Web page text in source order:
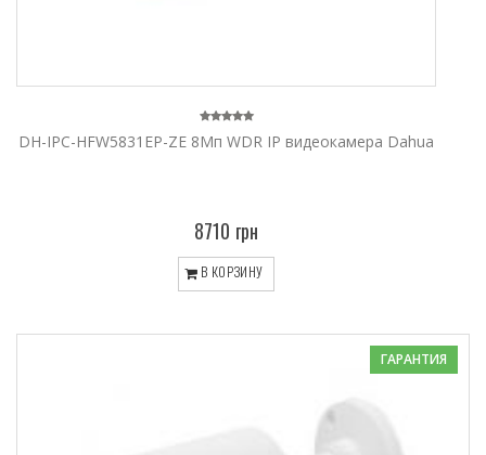
DH-IPC-HFW5831EP-ZE 8Mп WDR IP видеокамера Dahua
8710 грн
В КОРЗИНУ
ГАРАНТИЯ